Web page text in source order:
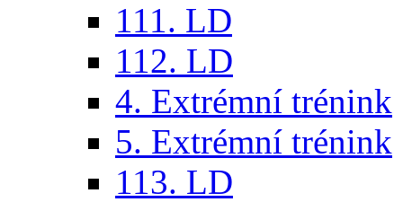
111. LD
112. LD
4. Extrémní trénink
5. Extrémní trénink
113. LD